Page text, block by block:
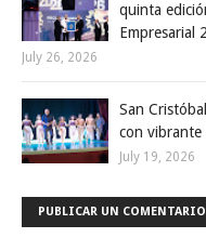
quinta
Empresarial
July 26, 2026
San
con vibrante
July 19, 2026
PUBLICAR UN COMENTARIO